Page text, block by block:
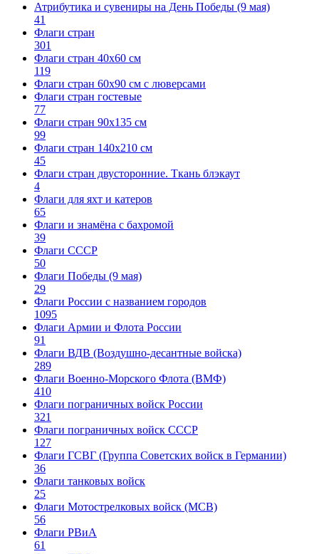
Атрибутика и сувениры на День Победы (9 мая)
41
Флаги стран
301
Флаги стран 40х60 см
119
Флаги стран 60x90 см с люверсами
Флаги стран гостевые
77
Флаги стран 90х135 см
99
Флаги стран 140х210 см
45
Флаги стран двусторонние. Ткань блэкаут
4
Флаги для яхт и катеров
65
Флаги и знамёна с бахромой
39
Флаги СССР
50
Флаги Победы (9 мая)
29
Флаги России с названием городов
1095
Флаги Армии и Флота России
91
Флаги ВДВ (Воздушно-десантные войска)
289
Флаги Военно-Морского Флота (ВМФ)
410
Флаги пограничных войск России
321
Флаги пограничных войск СССР
127
Флаги ГСВГ (Группа Советских войск в Германии)
36
Флаги танковых войск
25
Флаги Мотострелковых войск (МСВ)
56
Флаги РВиА
61